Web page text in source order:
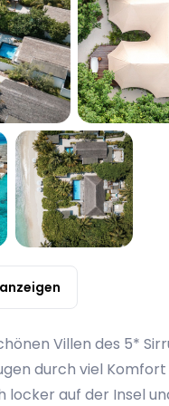
Villen des 5*
durch viel Komfort
locker auf der Insel